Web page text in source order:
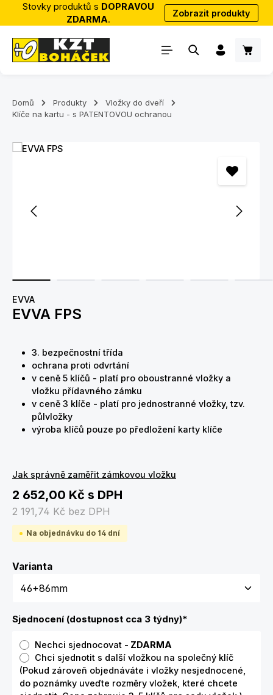
Přejít na hlavní obsah
Stovky produktů s DOPRAVOU
ZDARMA.
Zobrazit produkty
Domů Produkty
Vložky do dveří
Klíče na kartu - s PATENTOVOU ochranou
Přeskočit galerii obrázků
EVVA
EVVA FPS
3. bezpečnostní třída
ochrana proti odvrtání
v ceně 5 klíčů - platí pro oboustranné vložky a
vložku přídavného zámku
v ceně 3 klíče - platí pro jednostranné vložky, tzv.
půlvložky
výroba klíčů pouze po předložení karty klíče
Jak správně zaměřit zámkovou vložku
2 652,00 Kč s DPH
2 191,74 Kč bez DPH
Na objednávku do 14 dní
VariantaZvolte variantu
Sjednocení (dostupnost cca 3 týdny)*
Nechci sjednocovat - ZDARMA
Chci sjednotit s další vložkou na společný klíč
(Pokud zároveň objednáváte i vložky nesjednocené,
do poznámky uveďte rozměry vložek, které chcete